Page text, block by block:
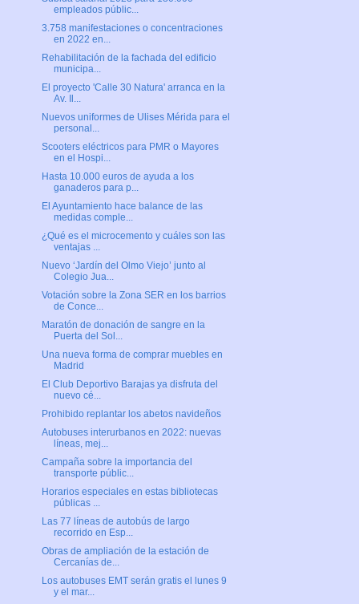
empleados públic...
3.758 manifestaciones o concentraciones
en 2022 en...
Rehabilitación de la fachada del edificio
municipa...
El proyecto 'Calle 30 Natura' arranca en la
Av. Il...
Nuevos uniformes de Ulises Mérida para el
personal...
Scooters eléctricos para PMR o Mayores
en el Hospi...
Hasta 10.000 euros de ayuda a los
ganaderos para p...
El Ayuntamiento hace balance de las
medidas comple...
¿Qué es el microcemento y cuáles son las
ventajas ...
Nuevo ‘Jardín del Olmo Viejo’ junto al
Colegio Jua...
Votación sobre la Zona SER en los barrios
de Conce...
Maratón de donación de sangre en la
Puerta del Sol...
Una nueva forma de comprar muebles en
Madrid
El Club Deportivo Barajas ya disfruta del
nuevo cé...
Prohibido replantar los abetos navideños
Autobuses interurbanos en 2022: nuevas
líneas, mej...
Campaña sobre la importancia del
transporte públic...
Horarios especiales en estas bibliotecas
públicas ...
Las 77 líneas de autobús de largo
recorrido en Esp...
Obras de ampliación de la estación de
Cercanías de...
Los autobuses EMT serán gratis el lunes 9
y el mar...